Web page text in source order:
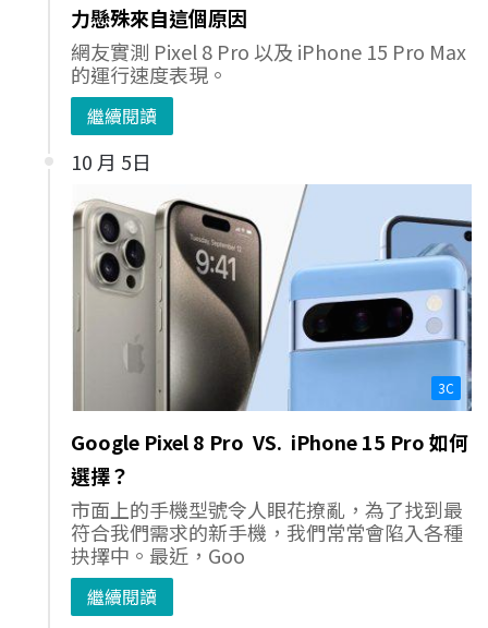
力懸殊來自這個原因
網友實測 Pixel 8 Pro 以及 iPhone 15 Pro Max
的運行速度表現。
繼續閱讀
10 月 5日
3C
Google Pixel 8 Pro VS. iPhone 15 Pro 如何
選擇？
市面上的手機型號令人眼花撩亂，為了找到最
符合我們需求的新手機，我們常常會陷入各種
抉擇中。最近，Goo
繼續閱讀